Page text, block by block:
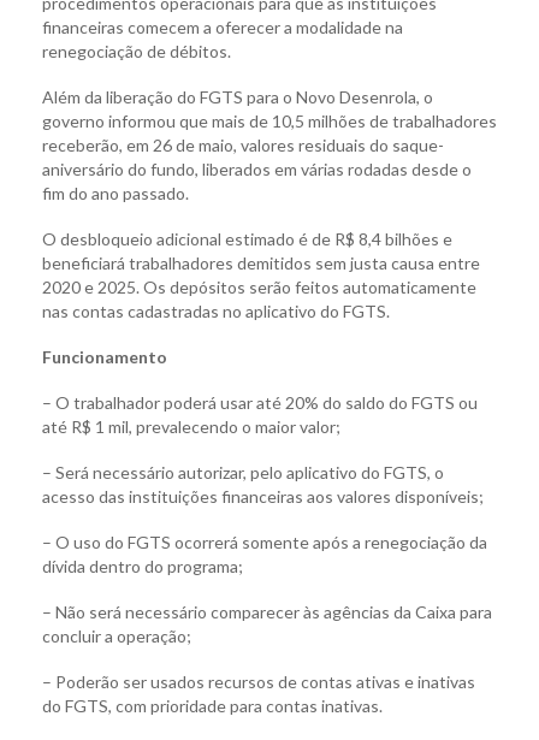
financeiras comecem a oferecer a modalidade na
renegociação de débitos.
Além da liberação do FGTS para o Novo Desenrola, o
governo informou que mais de 10,5 milhões de trabalhadores
receberão, em 26 de maio, valores residuais do saque-
aniversário do fundo, liberados em várias rodadas desde o
fim do ano passado.
O desbloqueio adicional estimado é de R$ 8,4 bilhões e
beneficiará trabalhadores demitidos sem justa causa entre
2020 e 2025. Os depósitos serão feitos automaticamente
nas contas cadastradas no aplicativo do FGTS.
Funcionamento
– O trabalhador poderá usar até 20% do saldo do FGTS ou
até R$ 1 mil, prevalecendo o maior valor;
– Será necessário autorizar, pelo aplicativo do FGTS, o
acesso das instituições financeiras aos valores disponíveis;
– O uso do FGTS ocorrerá somente após a renegociação da
dívida dentro do programa;
– Não será necessário comparecer às agências da Caixa para
concluir a operação;
– Poderão ser usados recursos de contas ativas e inativas
do FGTS, com prioridade para contas inativas.